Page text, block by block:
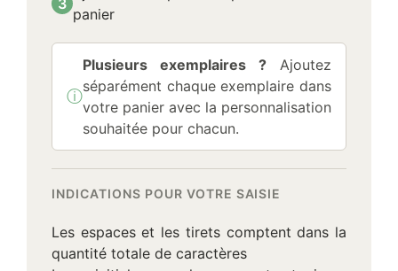
panier
ⓘ
Information :
Plusieurs exemplaires ? Ajoutez
séparément chaque exemplaire dans
votre panier avec la personnalisation
souhaitée pour chacun.
INDICATIONS POUR VOTRE SAISIE
Les espaces et les tirets comptent dans la
quantité totale de caractères